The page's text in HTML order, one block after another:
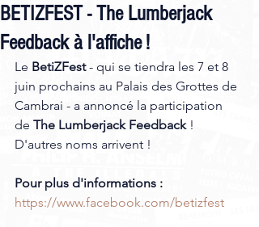
BETIZFEST - The Lumberjack
Feedback à l'affiche !
Le BetiZFest - qui se tiendra les 7 et 8
juin prochains au Palais des Grottes de
Cambrai - a annoncé la participation
de The Lumberjack Feedback !
D'autres noms arrivent !
Pour plus d'informations :
https://www.facebook.com/betizfest